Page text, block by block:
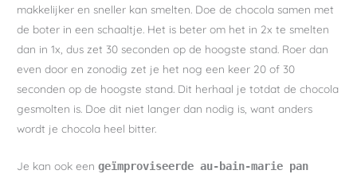
makkelijker en sneller kan smelten. Doe de chocola samen met
de boter in een schaaltje. Het is beter om het in 2x te smelten
dan in 1x, dus zet 30 seconden op de hoogste stand. Roer dan
even door en zonodig zet je het nog een keer 20 of 30
seconden op de hoogste stand. Dit herhaal je totdat de chocola
gesmolten is. Doe dit niet langer dan nodig is, want anders
wordt je chocola heel bitter.
Je kan ook eengeïmproviseerde au-bain-marie pan